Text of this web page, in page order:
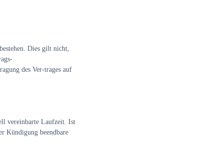
Dies gilt nicht,
des Ver-trages auf
vereinbarte Laufzeit. Ist
Kündigung beendbare